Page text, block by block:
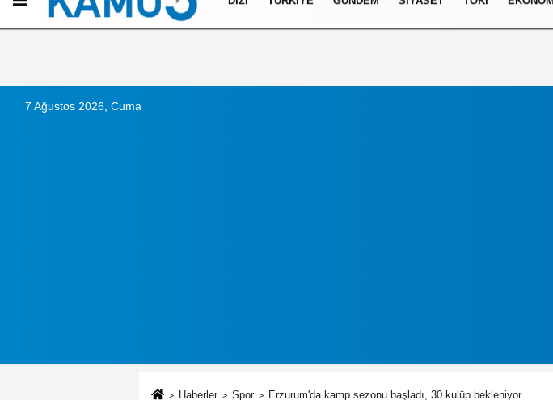
İletişim Çerez Politikası
7 Ağustos 2026, Cuma
Haberler Spor Erzurum'da kamp sezonu başladı, 30 kulüp bekleniyor